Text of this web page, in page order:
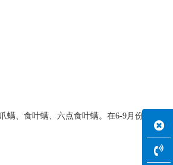
螨、食叶螨、六点食叶螨。在6-9月份锈